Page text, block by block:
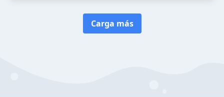
Carga más